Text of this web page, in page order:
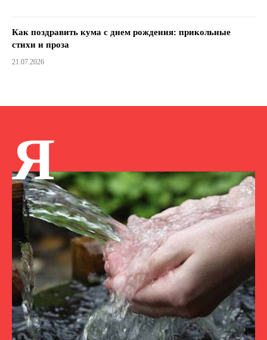
Как поздравить кума с днем ​​рождения: прикольные
стихи и проза
21.07.2026
Я